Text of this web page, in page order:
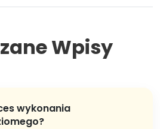
Wpisy
wykonania